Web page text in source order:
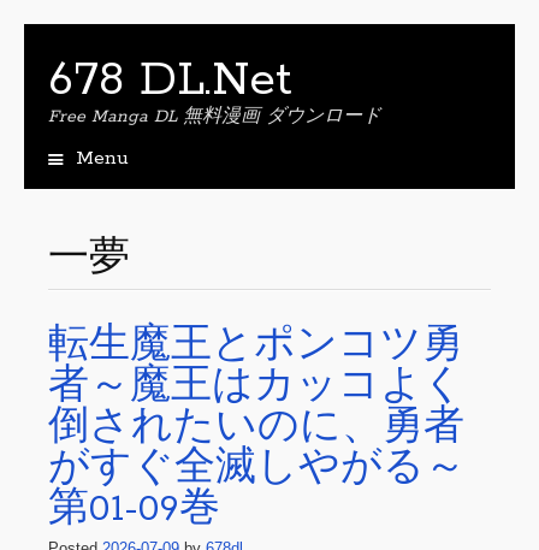
678 DL.Net
Free Manga DL 無料漫画 ダウンロード
Menu
p
c
o
n
t
e
n
t
一夢
転生魔王とポンコツ勇
者～魔王はカッコよく
倒されたいのに、勇者
がすぐ全滅しやがる～
第01-09巻